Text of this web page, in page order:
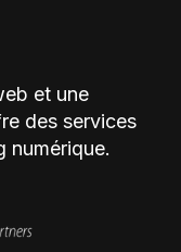
et une
des services
numérique.